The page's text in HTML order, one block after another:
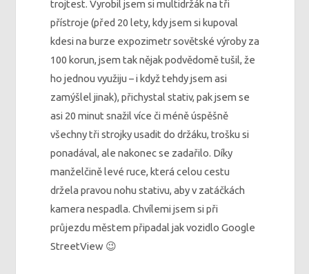
trojtest. Vyrobil jsem si multidržák na tři
přístroje (před 20 lety, kdy jsem si kupoval
kdesi na burze expozimetr sovětské výroby za
100 korun, jsem tak nějak podvědomě tušil, že
ho jednou využiju – i když tehdy jsem asi
zamýšlel jinak), přichystal stativ, pak jsem se
asi 20 minut snažil více či méně úspěšně
všechny tři strojky usadit do držáku, trošku si
ponadával, ale nakonec se zadařilo. Díky
manželčině levé ruce, která celou cestu
držela pravou nohu stativu, aby v zatáčkách
kamera nespadla. Chvílemi jsem si při
průjezdu městem připadal jak vozidlo Google
StreetView 😉